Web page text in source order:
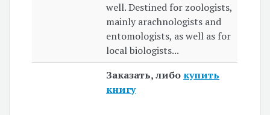
well. Destined for zoologists,
mainly arachnologists and
entomologists, as well as for
local biologists...
Заказать, либо купить
книгу